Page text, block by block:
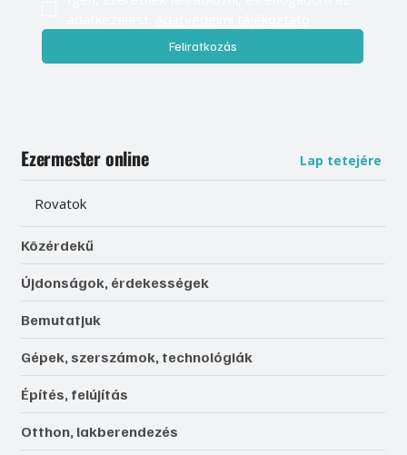
Feliratkozás
Ezermester online Lap tetejére
Rovatok
Közérdekű
Újdonságok, érdekességek
Bemutatjuk
Gépek, szerszámok, technológiák
Építés, felújítás
Otthon, lakberendezés